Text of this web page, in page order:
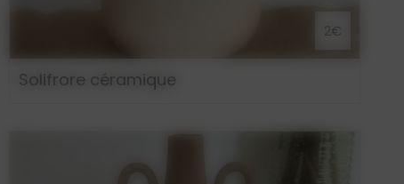
2€
Solifrore céramique